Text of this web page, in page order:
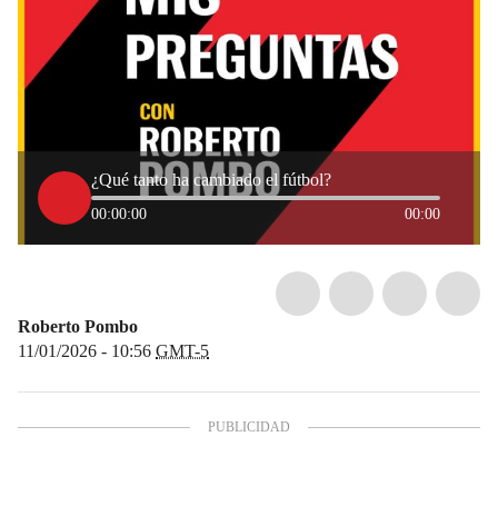
¿Qué tanto ha cambiado el fútbol?
00:00:00 00:00
Roberto Pombo
11/01/2026 - 10:56 GMT-5